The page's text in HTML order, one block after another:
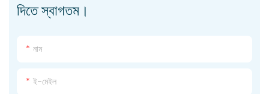
দিতে স্বাগতম।
নাম
ই-মেইল